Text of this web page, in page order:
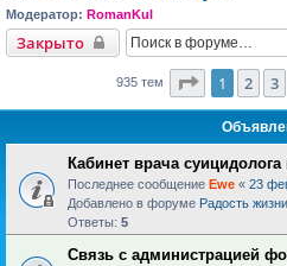
Модератор: RomanKul
Закрыто
935 тем Страница
1 2 3
Кабинет врача
Последнее сообщение Ewe « 23
Добавлено в форуме Радость жизни
Ответы: 5
Связь с администрацией